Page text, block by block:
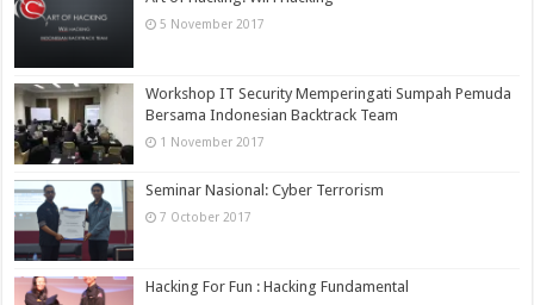
5 November 2017
Workshop IT Security Memperingati Sumpah Pemuda
Bersama Indonesian Backtrack Team
1 November 2017
Seminar Nasional: Cyber Terrorism
7 October 2017
Hacking For Fun : Hacking Fundamental